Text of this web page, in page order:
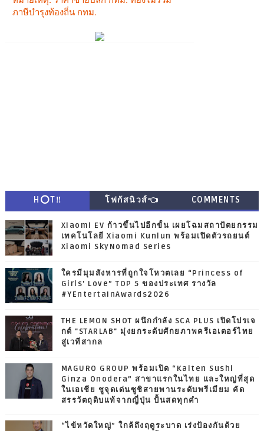
H⭕T‼ โฟกัสนิวส์👈 COMMENTS
Xiaomi EV ก้าวขึ้นไปอีกขั้น เผยโฉมสถาปัตยกรรม
เทคโนโลยี Xiaomi Kunlun พร้อมเปิดตัวรถยนต์
Xiaomi SkyNomad Series
ใครมีมุมสังหารที่ถูกใจโหวตเลย “Princess of
Girls' Love” TOP 5 ของประเทศ รางวัล
#YEntertainAwards2026
THE LEMON SHOT ผนึกกำลัง SCA PLUS เปิดโปรเจ
กต์ "STARLAB" มุ่งยกระดับศักยภาพครีเอเตอร์ไทย
สู่เวทีสากล
MAGURO GROUP พร้อมเปิด “Kaiten Sushi
Ginza Onodera” สาขาแรกในไทย และใหญ่ที่สุด
ในเอเชีย ชูจุดเด่นซูชิสายพานระดับพรีเมียม คัด
สรรวัตถุดิบแท้จากญี่ปุ่น ปั้นสดทุกคำ
“ไข้หวัดใหญ่” ใกล้ถึงฤดูระบาด เร่งป้องกันด้วย